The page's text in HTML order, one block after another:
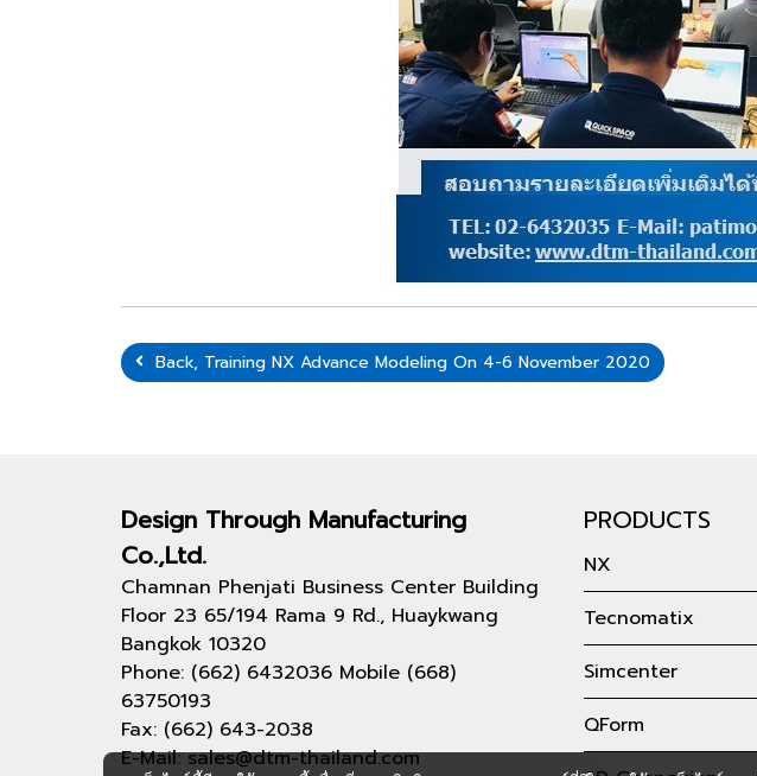
Back, Training NX Advance Modeling On 4-6 November 2020
Design Through Manufacturing
Co.,Ltd.
Chamnan Phenjati Business Center Building
Floor 23 65/194 Rama 9 Rd., Huaykwang
Bangkok 10320
Phone: (662) 6432036 Mobile (668)
63750193
Fax: (662) 643-2038
E-Mail: sales@dtm-thailand.com
PRODUCTS
NX
Tecnomatix
Simcenter
QForm